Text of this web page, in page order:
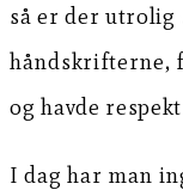
så er der utrolig
håndskrifterne,
og havde
I dag har man